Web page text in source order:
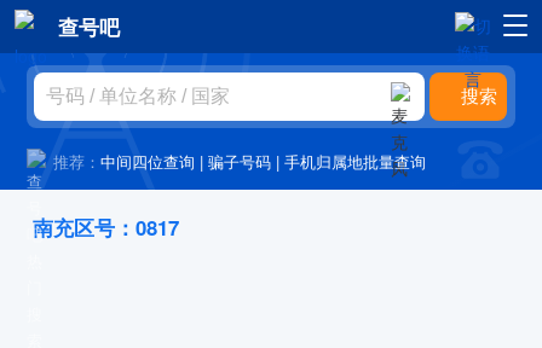
查号吧
推荐：中间四位查询 |骗子号码 |手机归属地批量查询
南充区号：0817